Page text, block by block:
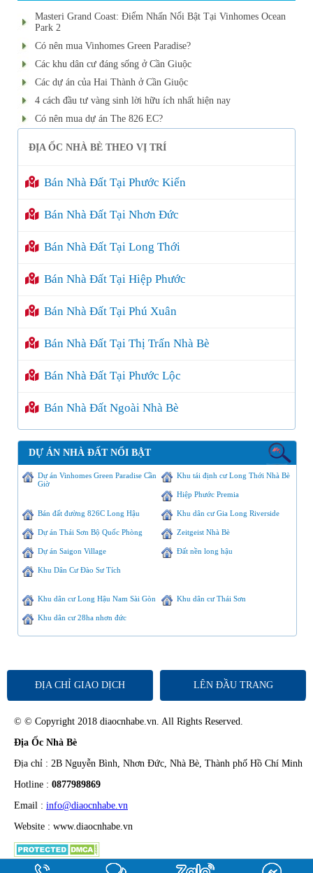
Masteri Grand Coast: Điểm Nhấn Nổi Bật Tại Vinhomes Ocean
Park 2
Có nên mua Vinhomes Green Paradise?
Các khu dân cư đáng sống ở Cần Giuộc
Các dự án của Hai Thành ở Cần Giuộc
4 cách đầu tư vàng sinh lời hữu ích nhất hiện nay
Có nên mua dự án The 826 EC?
ĐỊA ỐC NHÀ BÈ THEO VỊ TRÍ
Bán Nhà Đất Tại Phước Kiển
Bán Nhà Đất Tại Nhơn Đức
Bán Nhà Đất Tại Long Thới
Bán Nhà Đất Tại Hiệp Phước
Bán Nhà Đất Tại Phú Xuân
Bán Nhà Đất Tại Thị Trấn Nhà Bè
Bán Nhà Đất Tại Phước Lộc
Bán Nhà Đất Ngoài Nhà Bè
DỰ ÁN NHÀ ĐẤT NỔI BẬT
Dự án Vinhomes Green Paradise Cần
Giờ
Khu tái định cư Long Thới Nhà Bè
Hiệp Phước Premia
Bán đất đường 826C Long Hậu Khu dân cư Gia Long Riverside
Dự án Thái Sơn Bộ Quốc Phòng Zeitgeist Nhà Bè
Dự án Saigon Village Đất nền long hậu
Khu Dân Cư Đào Sư Tích
Khu dân cư Long Hậu Nam Sài Gòn Khu dân cư Thái Sơn
Khu dân cư 28ha nhơn đức
ĐỊA CHỈ GIAO DỊCH LÊN ĐẦU TRANG
© © Copyright 2018 diaocnhabe.vn. All Rights Reserved.
Địa Ốc Nhà Bè
Địa chỉ : 2B Nguyễn Bình, Nhơn Đức, Nhà Bè, Thành phố Hồ Chí Minh
Hotline : 0877989869
Email : info@diaocnhabe.vn
Website : www.diaocnhabe.vn